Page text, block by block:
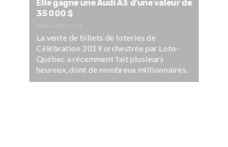
Elle gagne une Audi A3 d’une valeur de
35 000 $
La vente de billets de loteries de
Célébration 2019 orchestrée par Loto-
Québec a récemment fait plusieurs
heureux, dont de nombreux millionnaires.